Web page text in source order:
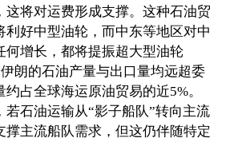
这将对运费形成支撑。这种石油贸
利好中型油轮，而中东等地区对中
何增长，都将提振超大型油轮
伊朗的石油产量与出口量均远超委
占全球海运原油贸易的近5%。
若石油运输从“影子船队”转向主流
撑主流船队需求，但这仍伴随特定